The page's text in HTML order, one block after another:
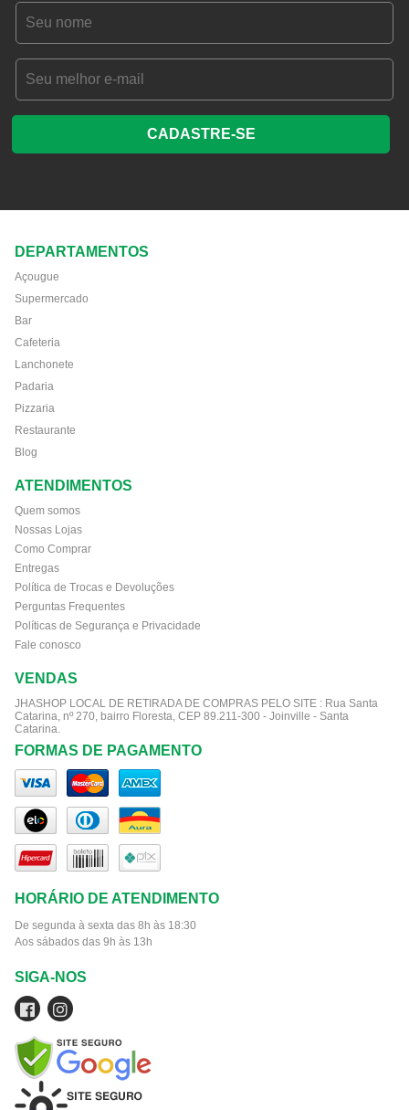
CADASTRE-SE
DEPARTAMENTOS
Açougue
Supermercado
Bar
Cafeteria
Lanchonete
Padaria
Pizzaria
Restaurante
Blog
ATENDIMENTOS
Quem somos
Nossas Lojas
Como Comprar
Entregas
Política de Trocas e Devoluções
Perguntas Frequentes
Políticas de Segurança e Privacidade
Fale conosco
VENDAS
JHASHOP LOCAL DE RETIRADA DE COMPRAS PELO SITE : Rua Santa
Catarina, nº 270, bairro Floresta, CEP 89.211-300 - Joinville - Santa
Catarina.
FORMAS DE PAGAMENTO
HORÁRIO DE ATENDIMENTO
De segunda à sexta das 8h às 18:30
Aos sábados das 9h às 13h
SIGA-NOS